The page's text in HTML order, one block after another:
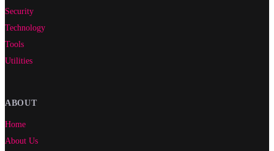
Security
Technology
Tools
Utilities
ABOUT
Home
About Us